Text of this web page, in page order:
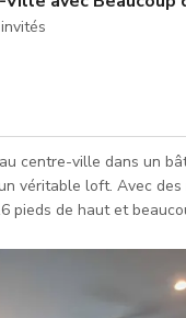
invités
centre-ville dans un
véritable loft. Avec des
pieds de haut et
mélange d’ambiance
industrielle
clients ont inclus GQ